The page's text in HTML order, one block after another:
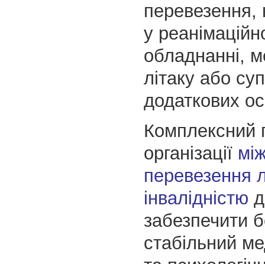
перевезення,
у
обладнанні,
літаку або
додаткових
Комплексний
організації
перевезення
інвалідністю
забезпечити
стабільний